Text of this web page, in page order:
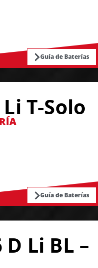
Guía de Baterías
T-Solo
Guía de Baterías
Li BL –